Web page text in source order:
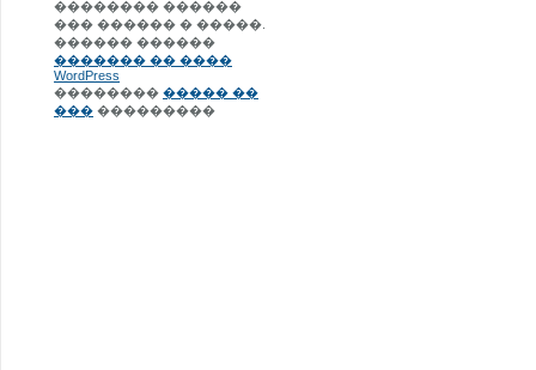
�������� ������
��� ������ � �����.
������ ������
������� �� ����
WordPress
�������� ����� ��
��� ���������